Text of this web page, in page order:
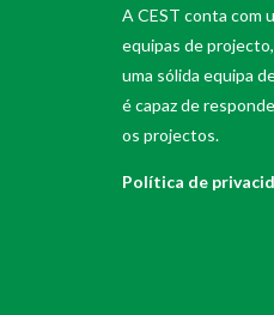
A CEST conta com
equipas de
uma sólida equipa
é capaz de
os projectos.
Política de